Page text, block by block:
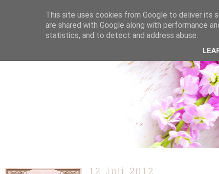
ÜBER MICH KOOPERATION TORTEN / KUCHEN /
This site uses cookies from Google to deliver its
are shared with Google along with performance
statistics, and to detect and address abuse.